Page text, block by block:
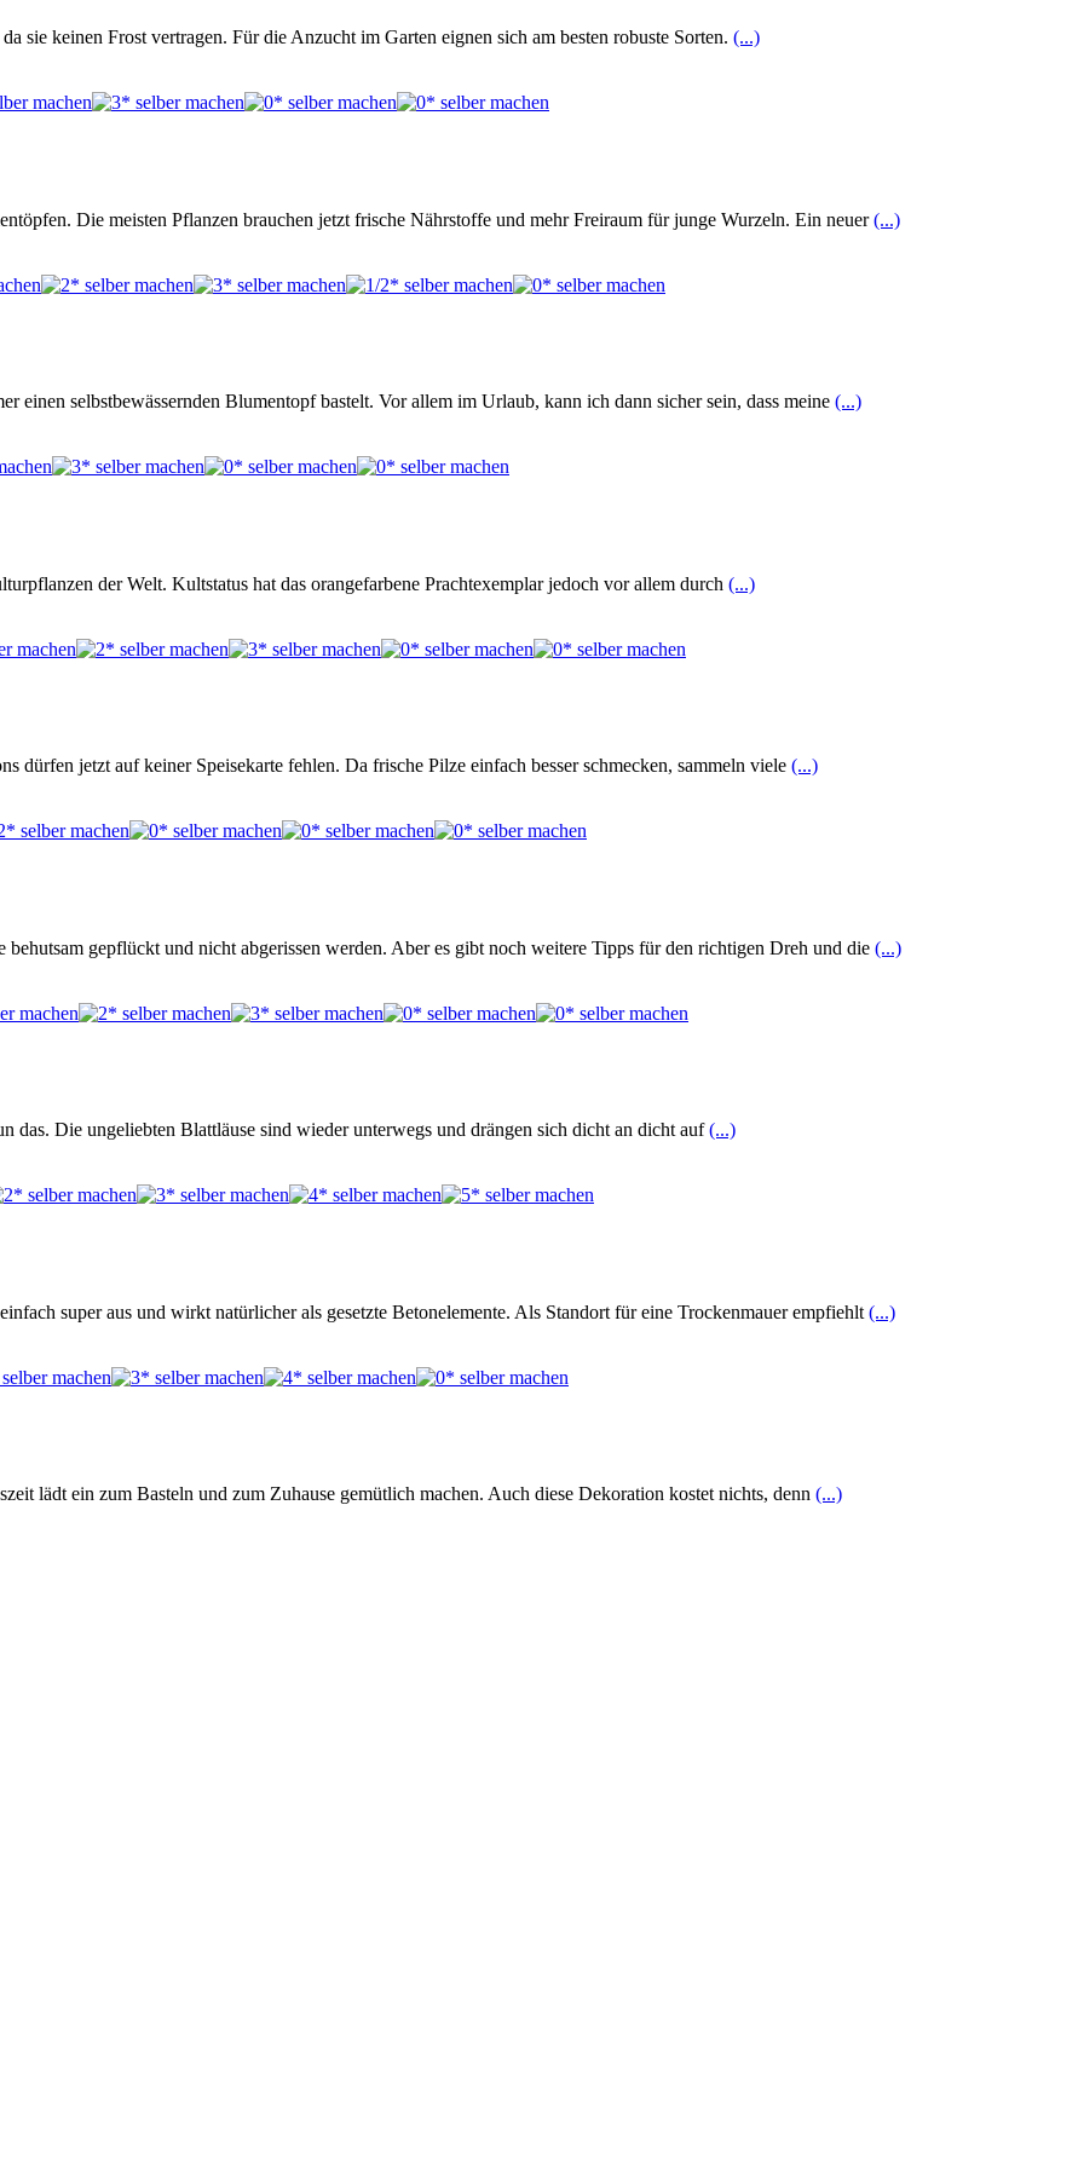
sie keinen Frost vertragen. Für die Anzucht im Garten eignen sich am besten robuste Sorten. (...)
Die meisten Pflanzen brauchen jetzt frische Nährstoffe und mehr Freiraum für junge Wurzeln. Ein neuer(...)
einen selbstbewässernden Blumentopf bastelt. Vor allem im Urlaub, kann ich dann sicher sein, dass meine (...)
der Welt. Kultstatus hat das orangefarbene Prachtexemplar jedoch vor allem durch (...)
jetzt auf keiner Speisekarte fehlen. Da frische Pilze einfach besser schmecken, sammeln viele (...)
gepflückt und nicht abgerissen werden. Aber es gibt noch weitere Tipps für den richtigen Dreh und die (...)
Die ungeliebten Blattläuse sind wieder unterwegs und drängen sich dicht an dicht auf(...)
super aus und wirkt natürlicher als gesetzte Betonelemente. Als Standort für eine Trockenmauer empfiehlt (...)
lädt ein zum Basteln und zum Zuhause gemütlich machen. Auch diese Dekoration kostet nichts, denn (...)